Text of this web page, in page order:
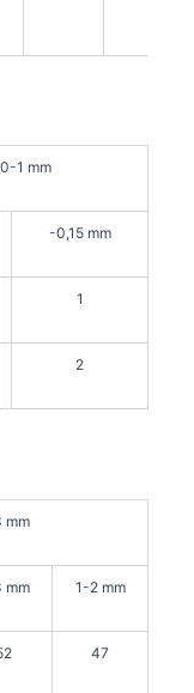
0-1 mm
-0,15 mm
1
2
mm
mm 1-2 mm
47